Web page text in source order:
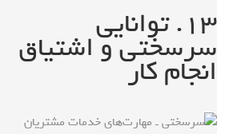
۱۳. توانایی
سرسختی و اشتیاق
انجام کار